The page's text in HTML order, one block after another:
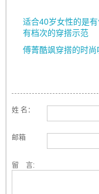
适合40岁女性的是
有档次的穿搭示范
傅菁酷飒穿搭的时尚
姓 名：
邮箱
留 言: